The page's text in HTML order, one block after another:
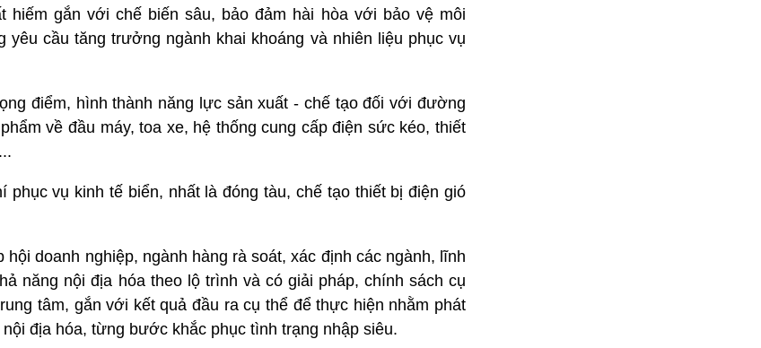
hiếm gắn với chế biến sâu, bảo đảm hài hòa với bảo vệ môi
cầu tăng trưởng ngành khai khoáng và nhiên liệu phục vụ
điểm, hình thành năng lực sản xuất - chế tạo đối với đường
về đầu máy, toa xe, hệ thống cung cấp điện sức kéo, thiết
phục vụ kinh tế biển, nhất là đóng tàu, chế tạo thiết bị điện gió
doanh nghiệp, ngành hàng rà soát, xác định các ngành, lĩnh
năng nội địa hóa theo lộ trình và có giải pháp, chính sách cụ
tâm, gắn với kết quả đầu ra cụ thể để thực hiện nhằm phát
địa hóa, từng bước khắc phục tình trạng nhập siêu.